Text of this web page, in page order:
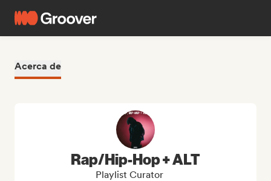
Acerca de
Rap/Hip-Hop + ALT
Playlist Curator